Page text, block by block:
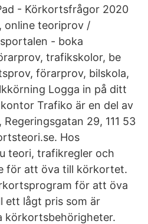
- Körkortsfrågor 2020
online teoriprov /
- boka
trafikskolor, be
förarprov, bilskola,
Logga in på ditt
Trafiko är en del av
29, 111 53
Hos
teori, trafikregler och
för att öva till körkortet.
för att öva
ett lågt pris som är
körkortsbehörigheter.